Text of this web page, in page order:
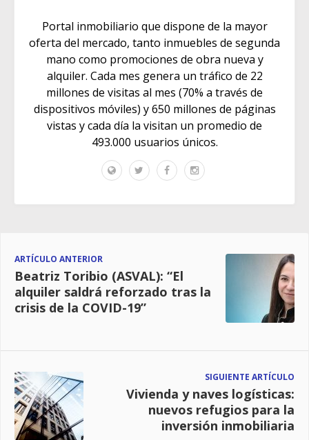
Portal inmobiliario que dispone de la mayor
oferta del mercado, tanto inmuebles de segunda
mano como promociones de obra nueva y
alquiler. Cada mes genera un tráfico de 22
millones de visitas al mes (70% a través de
dispositivos móviles) y 650 millones de páginas
vistas y cada día la visitan un promedio de
493.000 usuarios únicos.
ARTÍCULO ANTERIOR
Beatriz Toribio (ASVAL): “El
alquiler saldrá reforzado tras la
crisis de la COVID-19”
SIGUIENTE ARTÍCULO
Vivienda y naves logísticas:
nuevos refugios para la
inversión inmobiliaria